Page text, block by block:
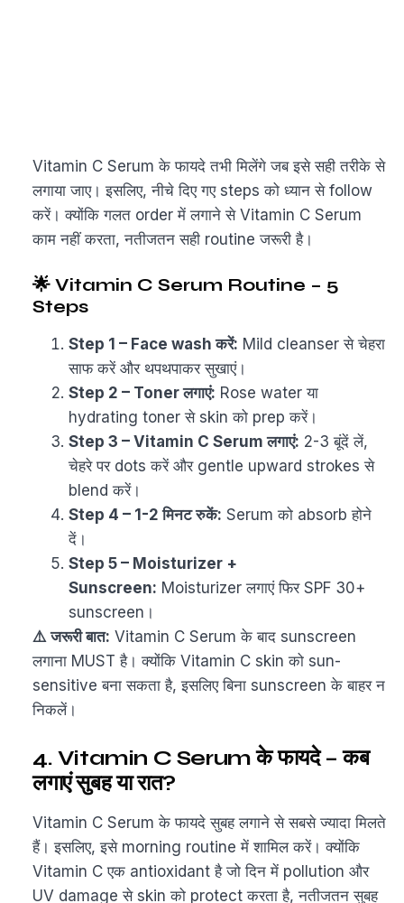
Vitamin C Serum के फायदे तभी मिलेंगे जब इसे सही तरीके से
लगाया जाए। इसलिए, नीचे दिए गए steps को ध्यान से follow
करें। क्योंकि गलत order में लगाने से Vitamin C Serum
काम नहीं करता, नतीजतन सही routine जरूरी है।
🌟 Vitamin C Serum Routine – 5
Steps
Step 1 – Face wash करें: Mild cleanser से चेहरा
साफ करें और थपथपाकर सुखाएं।
Step 2 – Toner लगाएं: Rose water या
hydrating toner से skin को prep करें।
Step 3 – Vitamin C Serum लगाएं: 2-3 बूंदें लें,
चेहरे पर dots करें और gentle upward strokes से
blend करें।
Step 4 – 1-2 मिनट रुकें: Serum को absorb होने
दें।
Step 5 – Moisturizer +
Sunscreen: Moisturizer लगाएं फिर SPF 30+
sunscreen।
⚠️ जरूरी बात: Vitamin C Serum के बाद sunscreen
लगाना MUST है। क्योंकि Vitamin C skin को sun-
sensitive बना सकता है, इसलिए बिना sunscreen के बाहर न
निकलें।
4. Vitamin C Serum के फायदे – कब
लगाएं सुबह या रात?
Vitamin C Serum के फायदे सुबह लगाने से सबसे ज्यादा मिलते
हैं। इसलिए, इसे morning routine में शामिल करें। क्योंकि
Vitamin C एक antioxidant है जो दिन में pollution और
UV damage से skin को protect करता है, नतीजतन सुबह